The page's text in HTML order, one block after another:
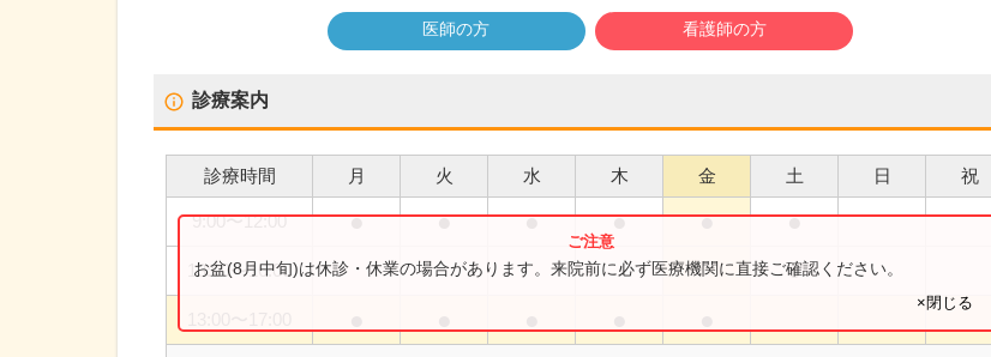
医師の方 看護師の方
診療案内
診療時間 月 火 水 木 金 土 日 祝
9:00〜12:00 ● ● ● ● ● ●
13:00〜16:00 ●
お盆(8月中旬)は休診・休業の場合があります。来院前に必ず医療機関に直接ご確認ください。
×閉じる